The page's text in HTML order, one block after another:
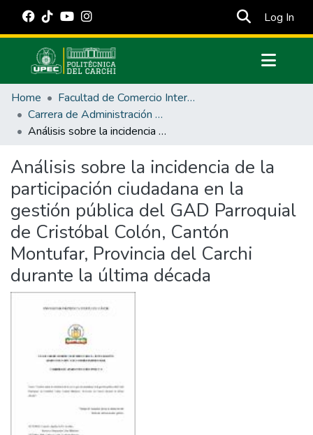
Log In
Communities & Collections
All of DSpace
Statistics
Estadísticas Externas
Manuales
Home
Facultad de Comercio Internacional, Integración, Administración y Economía Empresarial
Carrera de Administración Pública
Análisis sobre la incidencia de la participación ciudadana en la gestión pública del GAD Parroquial de Cristóbal Colón, Cantón Montufar, Provincia del Carchi durante la última década
Análisis sobre la incidencia de la
participación ciudadana en la
gestión pública del GAD Parroquial
de Cristóbal Colón, Cantón
Montufar, Provincia del Carchi
durante la última década